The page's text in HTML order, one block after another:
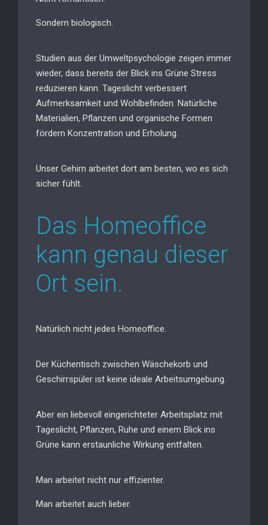
Sondern biologisch.
Studien aus der Umweltpsychologie zeigen immer
wieder, dass bereits der Blick ins Grüne Stress
reduzieren kann. Tageslicht verbessert
Aufmerksamkeit und Wohlbefinden. Natürliche
Materialien, Pflanzen und organische Formen
fördern Konzentration und Erholung.
Unser Gehirn arbeitet dort am besten, wo es sich
sicher fühlt.
Das Homeoffice
kann genau dieser
Ort sein.
Natürlich nicht jedes Homeoffice.
Der Küchentisch zwischen Wäschekorb und
Geschirrspüler ist keine ideale Arbeitsumgebung.
Aber ein liebevoll eingerichteter Arbeitsplatz mit
Tageslicht, Pflanzen, Ruhe und einem Blick ins
Grüne kann erstaunliche Wirkung entfalten.
Man arbeitet nicht nur effizienter.
Man arbeitet auch lieber.